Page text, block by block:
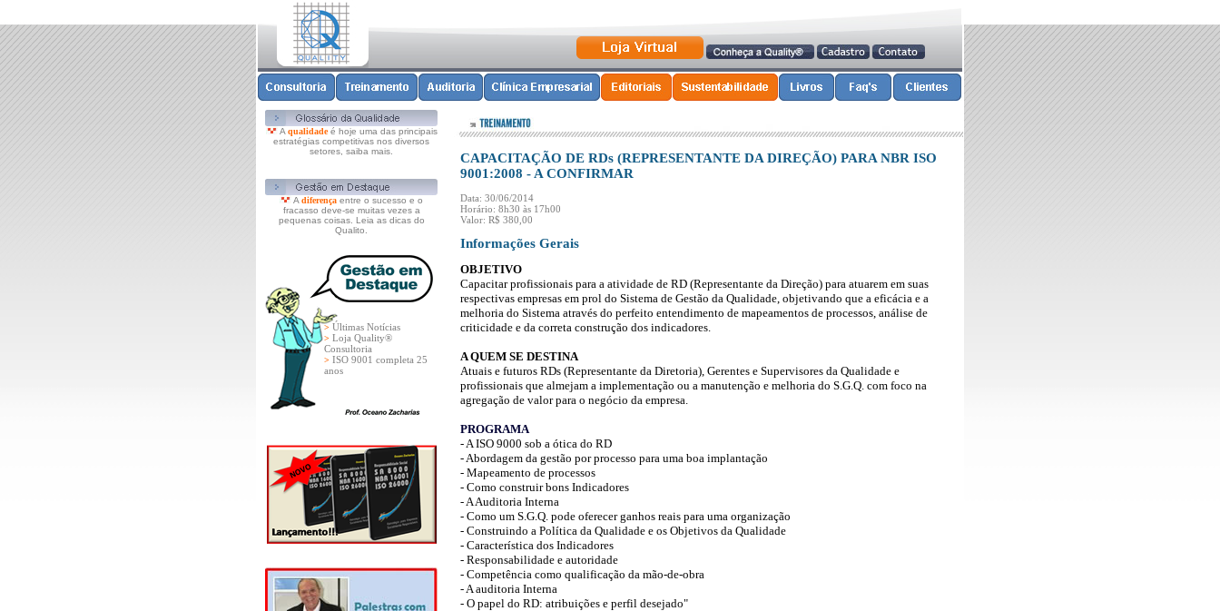
A qualidadeé hoje uma das principais
estratégias competitivas nos diversos
setores, saiba mais.
A diferença entre o sucesso e o
fracasso deve-se muitas vezes a
pequenas coisas. Leia as dicas do
Qualito.
> Últimas Notícias
> Loja Quality®
Consultoria
> ISO 9001 completa 25
anos
CAPACITAÇÃO DE RDs (REPRESENTANTE DA DIREÇÃO) PARA NBR ISO
9001:2008 - A CONFIRMAR
Data: 30/06/2014
Horário: 8h30 às 17h00
Valor: R$ 380,00
Informações Gerais
OBJETIVO
Capacitar profissionais para a atividade de RD (Representante da Direção) para atuarem em suas
respectivas empresas em prol do Sistema de Gestão da Qualidade, objetivando que a eficácia e a
melhoria do Sistema através do perfeito entendimento de mapeamentos de processos, análise de
criticidade e da correta construção dos indicadores.
A QUEM SE DESTINA
Atuais e futuros RDs (Representante da Diretoria), Gerentes e Supervisores da Qualidade e
profissionais que almejam a implementação ou a manutenção e melhoria do S.G.Q. com foco na
agregação de valor para o negócio da empresa.
PROGRAMA
- A ISO 9000 sob a ótica do RD
- Abordagem da gestão por processo para uma boa implantação
- Mapeamento de processos
- Como construir bons Indicadores
- A Auditoria Interna
- Como um S.G.Q. pode oferecer ganhos reais para uma organização
- Construindo a Política da Qualidade e os Objetivos da Qualidade
- Característica dos Indicadores
- Responsabilidade e autoridade
- Competência como qualificação da mão-de-obra
- A auditoria Interna
- O papel do RD: atribuições e perfil desejado"